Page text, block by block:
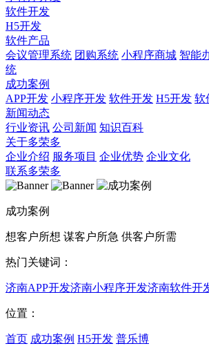
软件开发
H5开发
软件产品
会议管理系统 团购系统 小程序商城 智能
统
成功案例
APP开发 小程序开发 软件开发 H5开发 软
新闻动态
行业资讯 公司新闻 知识百科
关于多荣多
企业介绍 服务项目 企业优势 企业文化
联系多荣多
成功案例
想客户所想 谋客户所急 供客户所需
热门关键词：
济南APP开发济南小程序开发济南软件开
位置：
首页 成功案例 H5开发 普乐博